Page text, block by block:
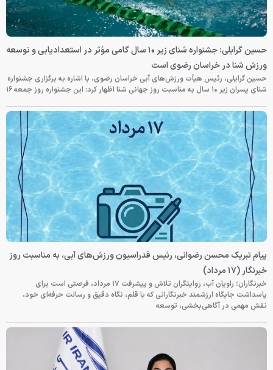
حسین گرایلی: جشنواره شنای زیر ۱۰ سال گامی مؤثر در استعدادیابی و توسعه
ورزش شنا در خراسان رضوی است
حسین گرایلی، رئیس هیأت ورزش‌های آبی خراسان رضوی، با اشاره به برگزاری جشنواره
شنای پسران زیر ۱۰ سال به مناسبت روز جهانی شنا اظهار کرد: این جشنواره روز جمعه‌ ۱۶
پیام تبریک محسن رضوانی، رئیس فدراسیون ورزش‌های آبی، به مناسبت روز
خبرنگار (۱۷ مرداد)
خبرنگاران؛ راویان آب، روایتگران تلاش و پیشرفت ۱۷ مرداد، فرصتی است برای
پاسداشت جایگاه ارزشمند خبرنگارانی که با قلم، نگاه دقیق و رسالت حرفه‌ای خود،
نقش مهمی در آگاهی‌بخشی، توسعه